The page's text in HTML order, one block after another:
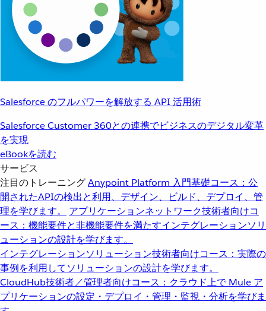
Salesforce のフルパワーを解放する API 活用術
Salesforce Customer 360との連携でビジネスのデジタル変革
を実現
eBookを読む
サービス
注目のトレーニングAnypoint Platform 入門基礎コース：公
開されたAPIの検出と利用、デザイン、ビルド、デプロイ、管
理を学びます。
アプリケーションネットワーク技術者向けコ
ース：機能要件と非機能要件を満たすインテグレーションソリ
ューションの設計を学びます。
インテグレーションソリューション技術者向けコース：実際の
事例を利用してソリューションの設計を学びます。
CloudHub技術者／管理者向けコース：クラウド上で Mule ア
プリケーションの設定・デプロイ・管理・監視・分析を学びま